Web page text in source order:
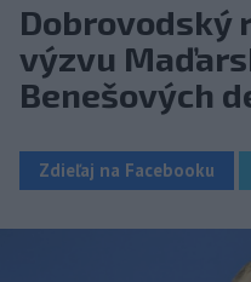
Dobrovodský
výzvu
Benešových
Zdieľaj na Facebooku